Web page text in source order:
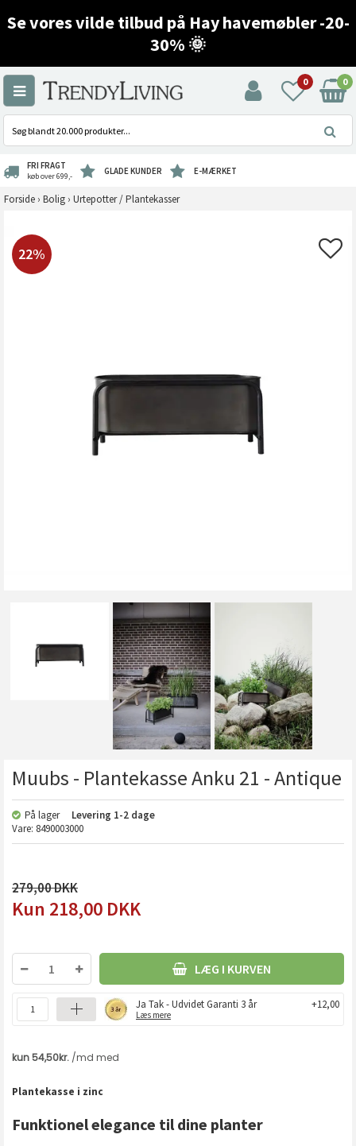
Se vores vilde tilbud på Hay havemøbler -20-
30% 🌞
0 0
FRI FRAGT
køb over 699,- GLADE KUNDER E-MÆRKET
Forside › Bolig › Urtepotter / Plantekasser
22%
Muubs - Plantekasse Anku 21 - Antique
På lager Levering 1-2 dage
Vare: 8490003000
279,00
218,00 DKK
LÆG I KURVEN
Ja Tak - Udvidet Garanti 3 år
Læs mere
+12,00
Plantekasse i zinc
Funktionel elegance til dine planter